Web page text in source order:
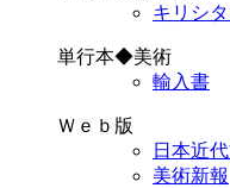
キリシ
単行本◆美術
輸入書
Ｗｅｂ版
日本近
美術新報